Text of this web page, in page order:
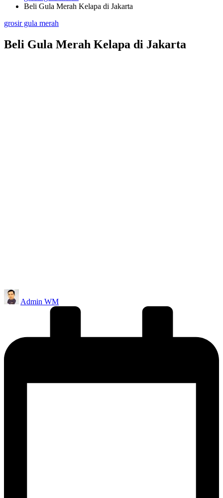
Beli Gula Merah Kelapa di Jakarta
Posted
grosir gula merah
Beli Gula Merah Kelapa di Jakarta
Posted
by
Admin WM